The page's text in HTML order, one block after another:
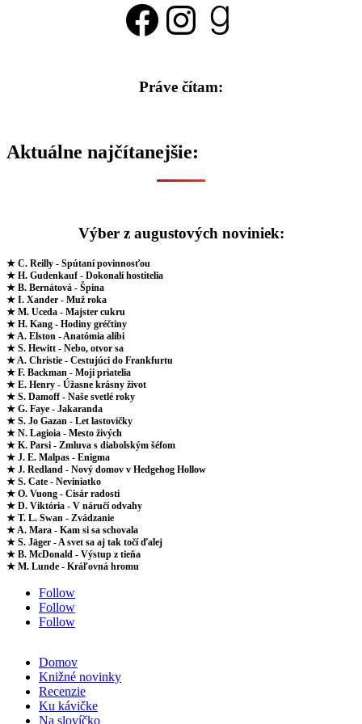
Facebook
Instagram
Práve čítam:
Aktuálne najčítanejšie:
Výber z augustových noviniek:
★ C. Reilly - Spútaní povinnosťou
★ H. Gudenkauf - Dokonalí hostitelia
★ B. Bernátová - Špina
★ I. Xander - Muž roka
★ M. Uceda - Majster cukru
★ H. Kang - Hodiny gréčtiny
★ A. Elston - Anatómia alibi
★ S. Hewitt - Nebo, otvor sa
★ A. Christie - Cestujúci do Frankfurtu
★ F. Backman - Moji priatelia
★ E. Henry - Úžasne krásny život
★ S. Damoff - Naše svetlé roky
★ G. Faye - Jakaranda
★ S. Jo Gazan - Let lastovičky
★ N. Lagioia - Mesto živých
★ K. Parsi - Zmluva s diabolským šéfom
★ J. E. Malpas - Enigma
★ J. Redland - Nový domov v Hedgehog Hollow
★ S. Cate - Neviniatko
★ O. Vuong - Cisár radosti
★ D. Viktória - V náručí odvahy
★ T. L. Swan - Zvádzanie
★ A. Mara - Kam si sa schovala
★ S. Jäger - A svet sa aj tak točí ďalej
★ B. McDonald - Výstup z tieňa
★ M. Lunde - Kráľovná hromu
Follow
Follow
Follow
Domov
Knižné novinky
Recenzie
Ku kávičke
Na slovíčko